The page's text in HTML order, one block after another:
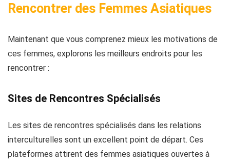
Rencontrer des Femmes Asiatiques
Maintenant que vous comprenez mieux les motivations de
ces femmes, explorons les meilleurs endroits pour les
rencontrer :
Sites de Rencontres Spécialisés
Les sites de rencontres spécialisés dans les relations
interculturelles sont un excellent point de départ. Ces
plateformes attirent des femmes asiatiques ouvertes à